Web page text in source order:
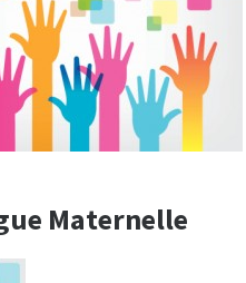
Maternelle